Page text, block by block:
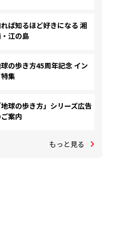
ば知るほど好きになる 湘
江の島
の歩き方45周年記念 イン
特集
地球の歩き方」シリーズ広告
案内
もっと見る